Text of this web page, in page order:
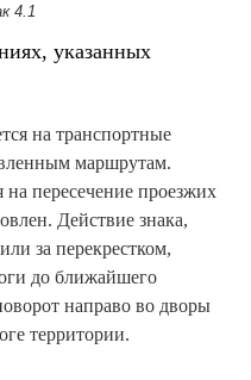
4.1
указанных
на транспортные
маршрутам.
на пересечение проезжих
Действие знака,
за перекрестком,
до ближайшего
направо во дворы
территории.